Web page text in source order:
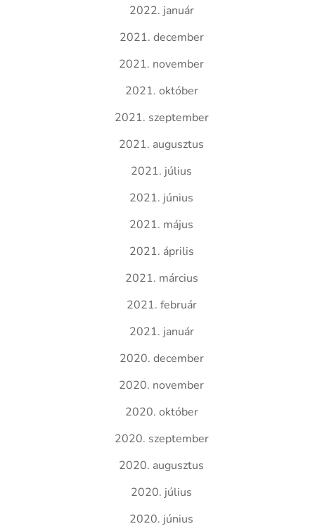
2022. január
2021. december
2021. november
2021. október
2021. szeptember
2021. augusztus
2021. július
2021. június
2021. május
2021. április
2021. március
2021. február
2021. január
2020. december
2020. november
2020. október
2020. szeptember
2020. augusztus
2020. július
2020. június